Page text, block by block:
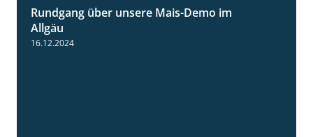
Rundgang über unsere Mais-Demo im
Allgäu
16.12.2024